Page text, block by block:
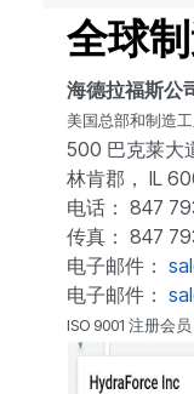
全球
海德拉福斯公
美国总部和制造
500 巴克莱大
林肯郡， IL
电话： 847
传真： 847
电子邮件：
电子邮件：
ISO 9001 注册会